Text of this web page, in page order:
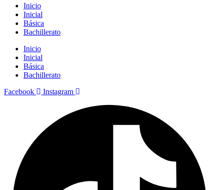
Inicio
Inicial
Básica
Bachillerato
Inicio
Inicial
Básica
Bachillerato
Facebook
Instagram